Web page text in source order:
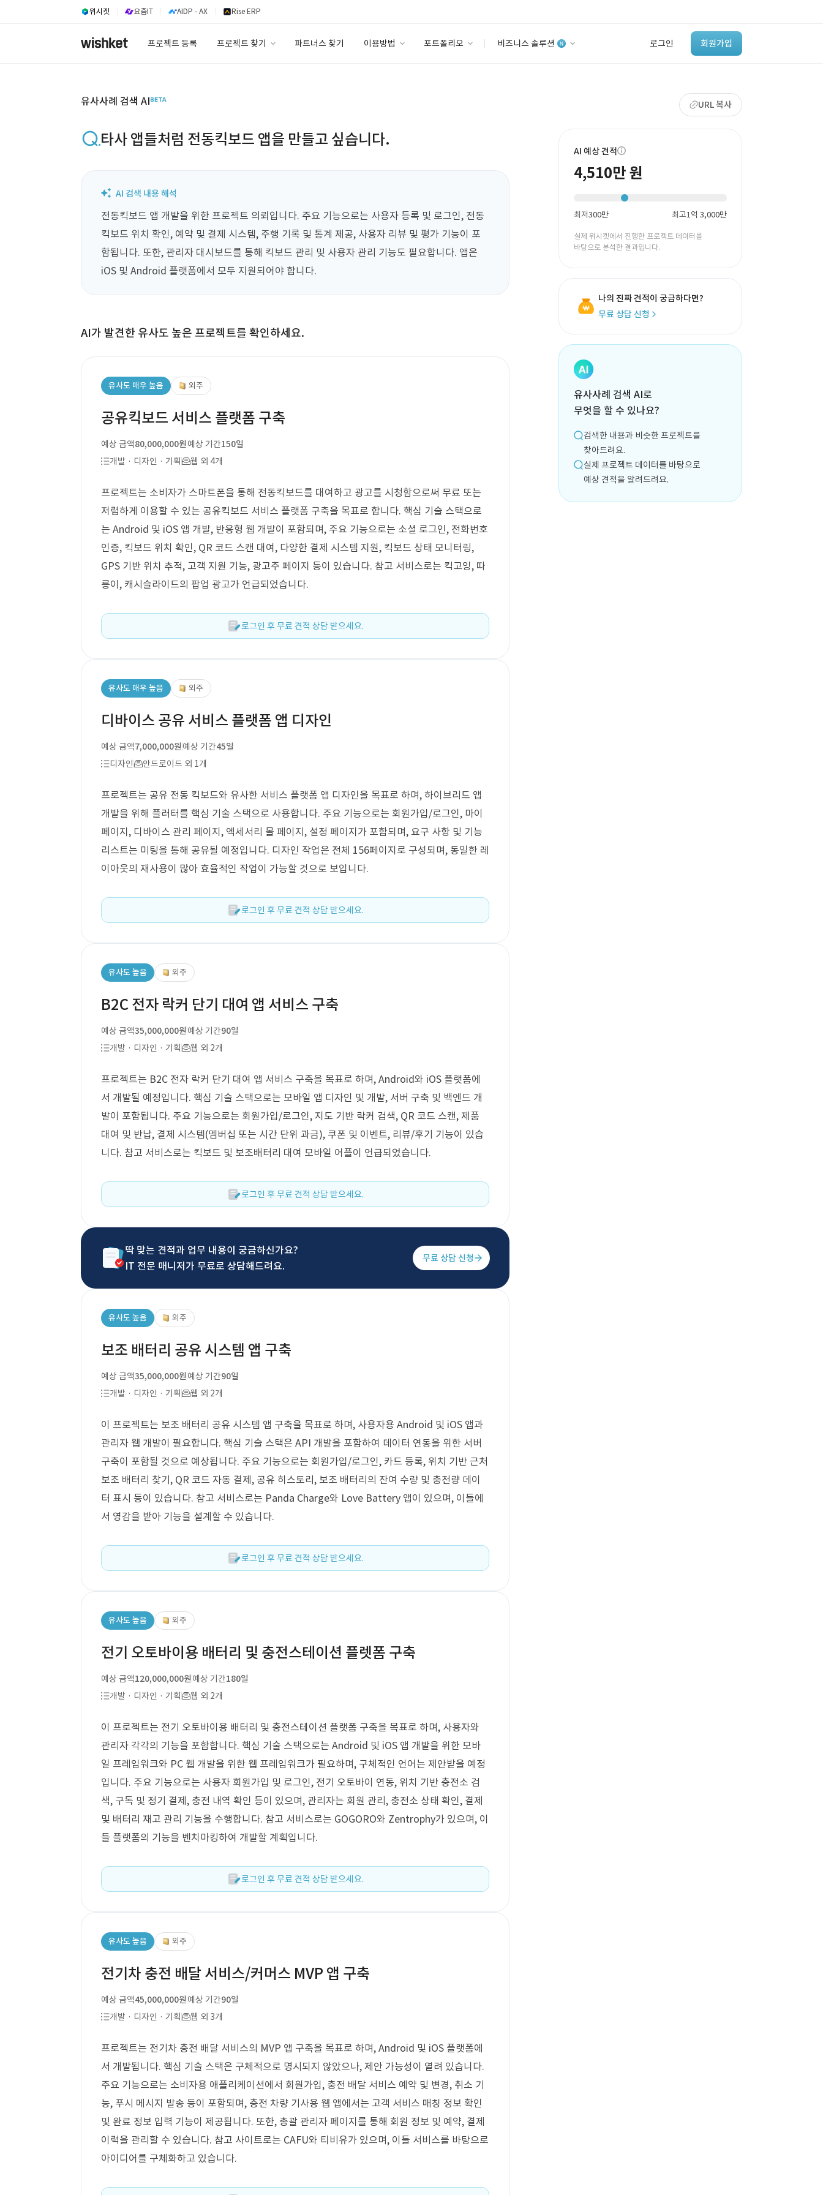
위시켓 요즘IT AIDP - AX Rise ERP
프로젝트 등록 프로젝트 찾기 파트너스 찾기 이용방법 포트폴리오 비즈니스 솔루션 로그인 회원가입
‘이런 거’ 만들어본
개발 회사 있어?
바로가기
유사사례 검색 AI URL 복사
타사 앱들처럼 전동킥보드 앱을 만들고 싶습니다.
전동킥보드 앱 개발을 위한 프로젝트 의뢰입니다. 주요 기능으로는 사용자 등록 및 로그인, 전동
킥보드 위치 확인, 예약 및 결제 시스템, 주행 기록 및 통계 제공, 사용자 리뷰 및 평가 기능이 포
함됩니다. 또한, 관리자 대시보드를 통해 킥보드 관리 및 사용자 관리 기능도 필요합니다. 앱은
iOS 및 Android 플랫폼에서 모두 지원되어야 합니다.
AI가 발견한 유사도 높은 프로젝트를 확인하세요.
유사도 매우 높음 외주
공유킥보드 서비스 플랫폼 구축
예상 금액80,000,000원예상 기간150일
개발 · 디자인 · 기획
웹 외 4개
프로젝트는 소비자가 스마트폰을 통해 전동킥보드를 대여하고 광고를 시청함으로써 무료 또는
저렴하게 이용할 수 있는 공유킥보드 서비스 플랫폼 구축을 목표로 합니다. 핵심 기술 스택으로
는 Android 및 iOS 앱 개발, 반응형 웹 개발이 포함되며, 주요 기능으로는 소셜 로그인, 전화번호
인증, 킥보드 위치 확인, QR 코드 스캔 대여, 다양한 결제 시스템 지원, 킥보드 상태 모니터링,
GPS 기반 위치 추적, 고객 지원 기능, 광고주 페이지 등이 있습니다. 참고 서비스로는 킥고잉, 따
릉이, 캐시슬라이드의 팝업 광고가 언급되었습니다.
로그인 후 무료 견적 상담 받으세요.
유사도 매우 높음 외주
디바이스 공유 서비스 플랫폼 앱 디자인
예상 금액7,000,000원예상 기간45일
디자인
안드로이드 외 1개
프로젝트는 공유 전동 킥보드와 유사한 서비스 플랫폼 앱 디자인을 목표로 하며, 하이브리드 앱
개발을 위해 플러터를 핵심 기술 스택으로 사용합니다. 주요 기능으로는 회원가입/로그인, 마이
페이지, 디바이스 관리 페이지, 엑세서리 몰 페이지, 설정 페이지가 포함되며, 요구 사항 및 기능
리스트는 미팅을 통해 공유될 예정입니다. 디자인 작업은 전체 156페이지로 구성되며, 동일한 레
이아웃의 재사용이 많아 효율적인 작업이 가능할 것으로 보입니다.
로그인 후 무료 견적 상담 받으세요.
유사도 높음 외주
B2C 전자 락커 단기 대여 앱 서비스 구축
예상 금액35,000,000원예상 기간90일
개발 · 디자인 · 기획
웹 외 2개
프로젝트는 B2C 전자 락커 단기 대여 앱 서비스 구축을 목표로 하며, Android와 iOS 플랫폼에
서 개발될 예정입니다. 핵심 기술 스택으로는 모바일 앱 디자인 및 개발, 서버 구축 및 백엔드 개
발이 포함됩니다. 주요 기능으로는 회원가입/로그인, 지도 기반 락커 검색, QR 코드 스캔, 제품
대여 및 반납, 결제 시스템(멤버십 또는 시간 단위 과금), 쿠폰 및 이벤트, 리뷰/후기 기능이 있습
니다. 참고 서비스로는 킥보드 및 보조배터리 대여 모바일 어플이 언급되었습니다.
로그인 후 무료 견적 상담 받으세요.
딱 맞는 견적과 업무 내용이 궁금하신가요?
IT 전문 매니저가 무료로 상담해드려요.
무료 상담 신청
유사도 높음 외주
보조 배터리 공유 시스템 앱 구축
예상 금액35,000,000원예상 기간90일
개발 · 디자인 · 기획
웹 외 2개
이 프로젝트는 보조 배터리 공유 시스템 앱 구축을 목표로 하며, 사용자용 Android 및 iOS 앱과
관리자 웹 개발이 필요합니다. 핵심 기술 스택은 API 개발을 포함하여 데이터 연동을 위한 서버
구축이 포함될 것으로 예상됩니다. 주요 기능으로는 회원가입/로그인, 카드 등록, 위치 기반 근처
보조 배터리 찾기, QR 코드 자동 결제, 공유 히스토리, 보조 배터리의 잔여 수량 및 충전량 데이
터 표시 등이 있습니다. 참고 서비스로는 Panda Charge와 Love Battery 앱이 있으며, 이들에
서 영감을 받아 기능을 설계할 수 있습니다.
로그인 후 무료 견적 상담 받으세요.
유사도 높음 외주
전기 오토바이용 배터리 및 충전스테이션 플렛폼 구축
예상 금액120,000,000원예상 기간180일
개발 · 디자인 · 기획
웹 외 2개
이 프로젝트는 전기 오토바이용 배터리 및 충전스테이션 플랫폼 구축을 목표로 하며, 사용자와
관리자 각각의 기능을 포함합니다. 핵심 기술 스택으로는 Android 및 iOS 앱 개발을 위한 모바
일 프레임워크와 PC 웹 개발을 위한 웹 프레임워크가 필요하며, 구체적인 언어는 제안받을 예정
입니다. 주요 기능으로는 사용자 회원가입 및 로그인, 전기 오토바이 연동, 위치 기반 충전소 검
색, 구독 및 정기 결제, 충전 내역 확인 등이 있으며, 관리자는 회원 관리, 충전소 상태 확인, 결제
및 배터리 재고 관리 기능을 수행합니다. 참고 서비스로는 GOGORO와 Zentrophy가 있으며, 이
들 플랫폼의 기능을 벤치마킹하여 개발할 계획입니다.
로그인 후 무료 견적 상담 받으세요.
유사도 높음 외주
전기차 충전 배달 서비스/커머스 MVP 앱 구축
예상 금액45,000,000원예상 기간90일
개발 · 디자인 · 기획
웹 외 3개
프로젝트는 전기차 충전 배달 서비스의 MVP 앱 구축을 목표로 하며, Android 및 iOS 플랫폼에
서 개발됩니다. 핵심 기술 스택은 구체적으로 명시되지 않았으나, 제안 가능성이 열려 있습니다.
주요 기능으로는 소비자용 애플리케이션에서 회원가입, 충전 배달 서비스 예약 및 변경, 취소 기
능, 푸시 메시지 발송 등이 포함되며, 충전 차량 기사용 웹 앱에서는 고객 서비스 매칭 정보 확인
및 완료 정보 입력 기능이 제공됩니다. 또한, 총괄 관리자 페이지를 통해 회원 정보 및 예약, 결제
이력을 관리할 수 있습니다. 참고 사이트로는 CAFU와 티비유가 있으며, 이들 서비스를 바탕으로
아이디어를 구체화하고 있습니다.
AI 예상 견적
4,510만 원
최저300만 최고1억 3,000만
실제 위시켓에서 진행한 프로젝트 데이터를
바탕으로 분석한 결과입니다.
나의 진짜 견적이 궁금하다면?
무료 상담 신청
유사사례 검색 AI로
무엇을 할 수 있나요?
검색한 내용과 비슷한 프로젝트를
찾아드려요.
실제 프로젝트 데이터를 바탕으로
예상 견적을 알려드려요.